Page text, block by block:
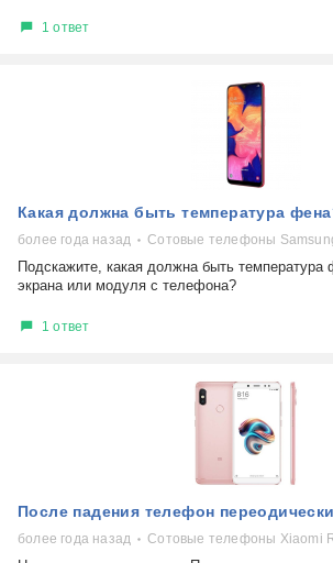
1 ответ
Какая должна быть температура
более года назад Сотовые телефоны
Подскажите, какая должна быть температура
экрана или модуля с телефона?
1 ответ
После падения телефон
более года назад Сотовые телефоны Xiaomi